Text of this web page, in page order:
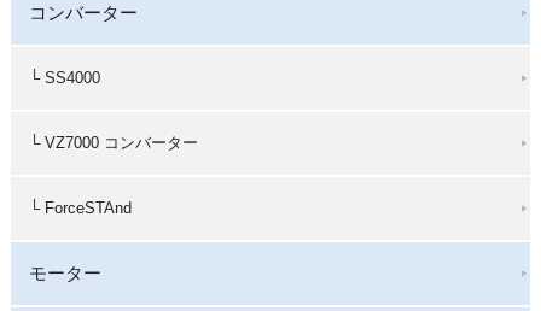
コンバーター
└ SS4000
└ VZ7000 コンバーター
└ ForceSTAnd
モーター